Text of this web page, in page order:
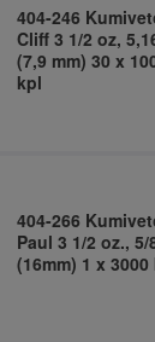
404-246
Cliff 3 1/2 oz,
(7,9 mm) 30 x
kpl
404-266
Paul 3 1/2 oz., 5/
(16mm) 1 x 3000